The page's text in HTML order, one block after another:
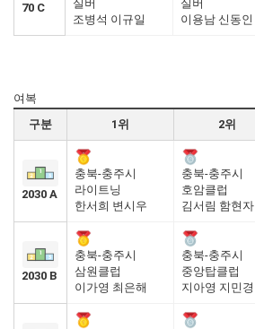
70 C
실버
조병석 이규일
실버
이용남 신동인
여복
구분
1위 2위
2030 A
충북-충주시
라이트닝
한서희 변시우
충북-충주시
호암클럽
김서림 함현자
2030 B
충북-충주시
삼원클럽
이가영 최은해
충북-충주시
중앙탑클럽
지아영 지민경